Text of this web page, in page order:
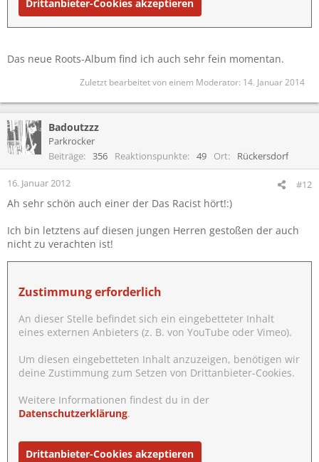
Drittanbieter-Cookies akzeptieren
Das neue Roots-Album find ich auch sehr fein momentan.
Zuletzt bearbeitet von einem Moderator: 14. Januar 2014
Badoutzzz
Parkrocker
Beiträge
356 Reaktionspunkte 49 Ort Rückersdorf
16. Januar 2012 #12
Ah sehr schön auch einer der Das Racist hört!:)
Ich bin letztens auf diesen jungen Herren gestoßen der auch
nicht zu verachten ist!
Zustimmung erforderlich
An dieser Stelle befindet sich ein eingebetteter Inhalt
eines externen Anbieters (z. B. von YouTube oder Vimeo).
Um diesen eingebetteten Inhalt anzuzeigen, benötigen wir
deine Zustimmung zum Setzen von Drittanbieter-Cookies.
Weitere Informationen findest du in der
Datenschutzerklärung.
Drittanbieter-Cookies akzeptieren